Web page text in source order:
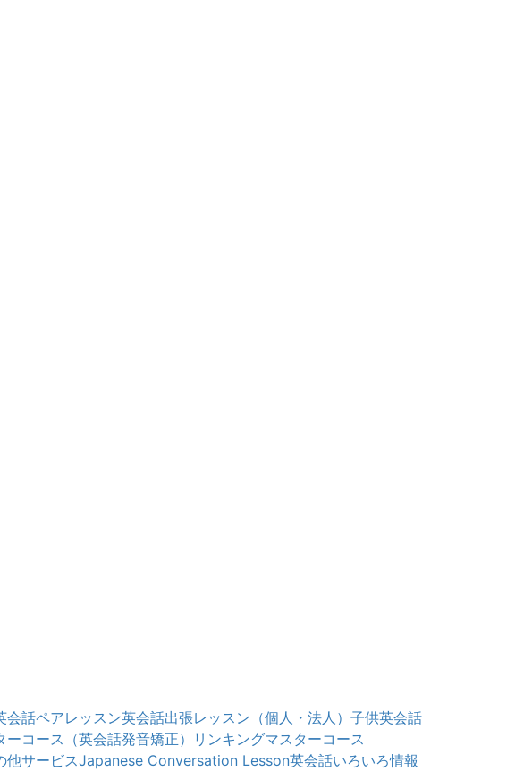
会話ペアレッスン英会話出張レッスン（個人・法人） 子供英会話
コース（英会話発音矯正）
リンキングマスターコース
他サービスJapanese Conversation Lesson英会話いろいろ情報